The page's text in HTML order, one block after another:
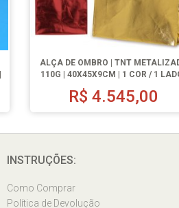
ALÇA DE OMBRO | TNT
110G | 40X45X9CM | 1 COR / 1
R$4.545,00
INSTRUÇÕES:
Como Comprar
Política de Devolução